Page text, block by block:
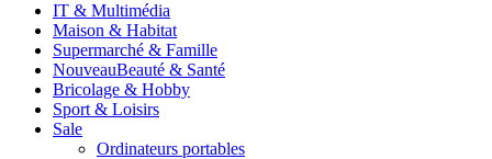
IT & Multimédia
Maison & Habitat
Supermarché & Famille
NouveauBeauté & Santé
Bricolage & Hobby
Sport & Loisirs
Sale
Ordinateurs portables